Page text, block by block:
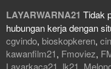
LAYARWARNA21 Tidak
hubungan kerja dengan
cgvindo, bioskopkeren,
kawanfilm21, Fmoviez,
Layarkaca21, lk21,